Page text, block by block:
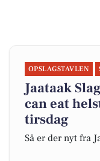
OPSLAGSTAVLEN
Jaataak
can eat
tirsdag
Så er der nyt fra